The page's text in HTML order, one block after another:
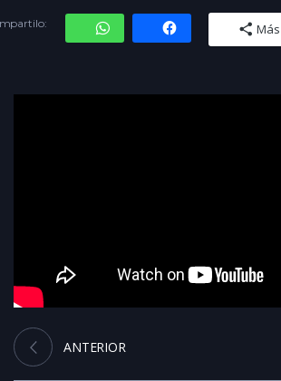
de expositores, de autores y por
que asiste durante los cuatro días
Más
ANTERIOR